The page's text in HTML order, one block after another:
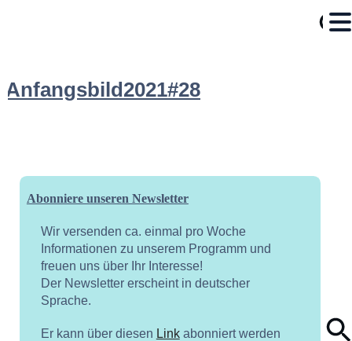
Anfangsbild2021#28
Abonniere unseren Newsletter
Wir versenden ca. einmal pro Woche
Informationen zu unserem Programm und
freuen uns über Ihr Interesse!
Der Newsletter erscheint in deutscher
Sprache.
Er kann über diesen Linkabonniert werden